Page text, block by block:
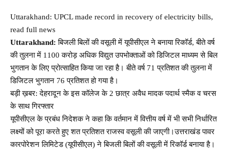
Uttarakhand: UPCL made record in recovery of electricity bills,
read full news
Uttarakhand: बिजली बिलों की वसूली में यूपीसीएल ने बनाया रिकॉर्ड, बीते वर्ष
की तुलना में 1100 करोड़ अधिक विद्युत उपभोक्ताओं को डिजिटल माध्यम से बिल
भुगतान के लिए प्रोत्साहित किया जा रहा है। बीते वर्ष 71 प्रतिशत की तुलना में
डिजिटल भुगतान 76 प्रतिशत हो गया है।
बड़ी ख़बर: देहरादून के इस कॉलेज के 2 छात्र अवैध मादक पदार्थ स्मैक व चरस
के साथ गिरफ्तार
यूपीसीएल के प्रबंध निदेशक ने कहा कि वर्तमान में वित्तीय वर्ष में भी सभी निर्धारित
लक्ष्यों को पूरा करते हुए शत प्रतिशत राजस्व वसूली की जाएगी।उत्तराखंड पावर
कारपोरेशन लिमिटेड (यूपीसीएल) ने बिजली बिलों की वसूली में रिकॉर्ड बनाया है।